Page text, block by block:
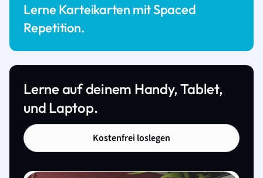
Lerne Karteikarten mit Spaced
Repetition.
Lerne auf deinem Handy, Tablet,
und Laptop.
Kostenfrei loslegen